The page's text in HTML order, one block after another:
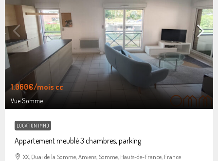
1.060€/mois cc
Vue Somme
LOCATION IMMO
Appartement meublé 3 chambres, parking
XX, Quai de la Somme, Amiens, Somme, Hauts-de-France, France